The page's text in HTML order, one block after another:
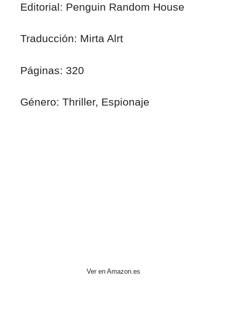
Editorial: Penguin Random House
Traducción: Mirta Alrt
Páginas: 320
Género: Thriller, Espionaje
Ver en Amazon.es